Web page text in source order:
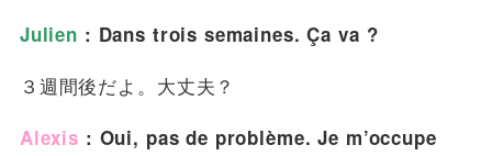
Julien : Dans trois semaines. Ça va ?
３週間後だよ。大丈夫？
Alexis : Oui, pas de problème. Je m’occupe